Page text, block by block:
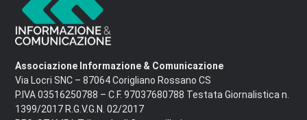
Associazione Informazione & Comunicazione
Via Locri SNC – 87064 Corigliano Rossano CS
P.IVA 03516250788 – C.F. 97037680788 Testata Giornalistica n.
1399/2017 R.G.V.G.N. 02/2017